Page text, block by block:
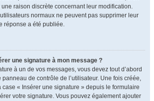
une raison discrète concernant leur modification.
normaux ne peuvent pas supprimer leur
réponse a été publiée.
une signature à mon message ?
à un de vos messages, vous devez tout d’abord
de contrôle de l’utilisateur. Une fois créée,
case « Insérer une signature » depuis le formulaire
votre signature. Vous pouvez également ajouter